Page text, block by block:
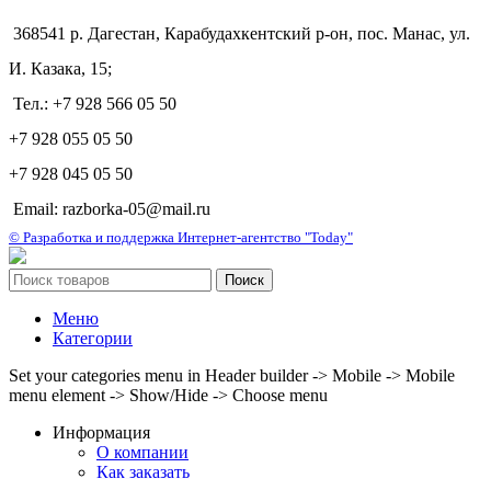
368541 р. Дагестан, Карабудахкентский р-он, пос. Манас, ул.
И. Казака, 15;
Тел.: +7 928 566 05 50
+7 928 055 05 50
+7 928 045 05 50
Email: razborka-05@mail.ru
© Разработка и поддержка Интернет-агентство "Today"
Поиск
Меню
Категории
Set your categories menu in Header builder -> Mobile -> Mobile
menu element -> Show/Hide -> Choose menu
Информация
О компании
Как заказать